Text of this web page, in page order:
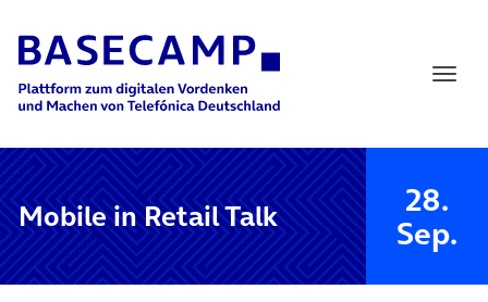
Main Navigation
Mobile in Retail Talk 28.
Sep.